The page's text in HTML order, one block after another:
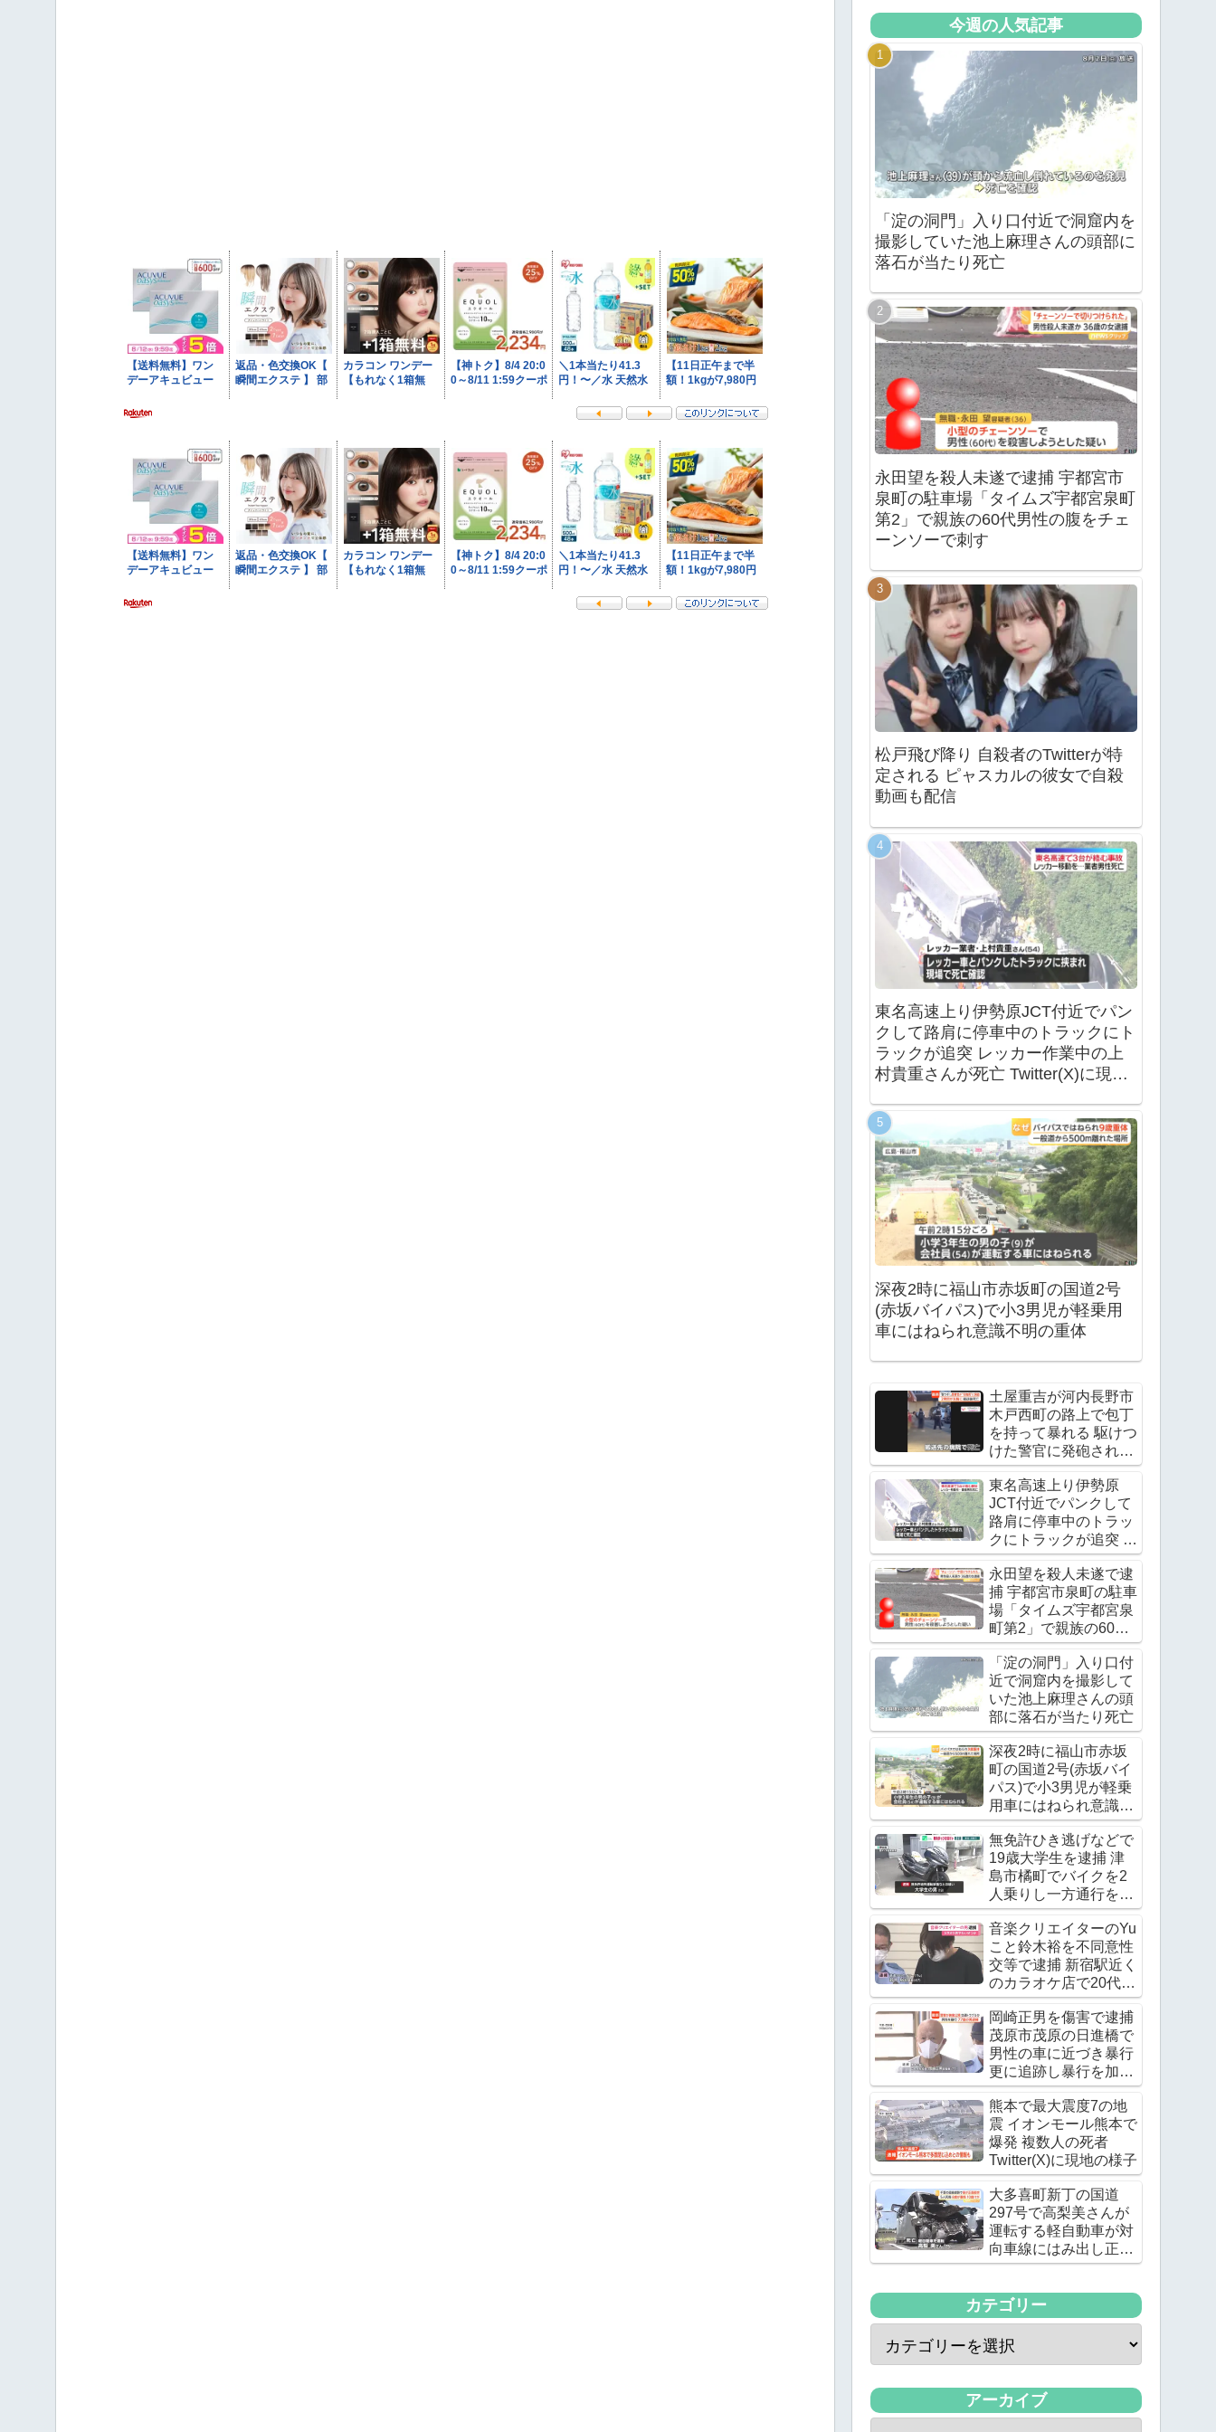
今週の人気記事
「淀の洞門」入り口付近で洞窟内を
撮影していた池上麻理さんの頭部に
落石が当たり死亡
永田望を殺人未遂で逮捕 宇都宮市
泉町の駐車場「タイムズ宇都宮泉町
第2」で親族の60代男性の腹をチェ
ーンソーで刺す
松戸飛び降り 自殺者のTwitterが特
定される ピャスカルの彼女で自殺
動画も配信
東名高速上り伊勢原JCT付近でパン
クして路肩に停車中のトラックにト
ラックが追突 レッカー作業中の上
村貴重さんが死亡 Twitter(X)に現地
深夜2時に福山市赤坂町の国道2号
(赤坂バイパス)で小3男児が軽乗用
車にはねられ意識不明の重体
土屋重吉が河内長野市
木戸西町の路上で包丁
を持って暴れる 駆けつ
けた警官に発砲され死
亡
東名高速上り伊勢原
JCT付近でパンクして
路肩に停車中のトラッ
クにトラックが追突 レ
ッカー作業中の上村貴
重さんが死亡
Twitter(X)に現地の様子
永田望を殺人未遂で逮
捕 宇都宮市泉町の駐車
場「タイムズ宇都宮泉
町第2」で親族の60代
男性の腹をチェーンソ
ーで刺す
「淀の洞門」入り口付
近で洞窟内を撮影して
いた池上麻理さんの頭
部に落石が当たり死亡
深夜2時に福山市赤坂
町の国道2号(赤坂バイ
パス)で小3男児が軽乗
用車にはねられ意識不
明の重体
無免許ひき逃げなどで
19歳大学生を逮捕 津
島市橘町でバイクを2
人乗りし一方通行を逆
走 ワンボックスカーと
衝突し逃走
音楽クリエイターのYu
こと鈴木裕を不同意性
交等で逮捕 新宿駅近く
のカラオケ店で20代の
女優の下半身を触る
岡崎正男を傷害で逮捕
茂原市茂原の日進橋で
男性の車に近づき暴行
更に追跡し暴行を加え
る
熊本で最大震度7の地
震 イオンモール熊本で
爆発 複数人の死者
Twitter(X)に現地の様子
大多喜町新丁の国道
297号で高梨美さんが
運転する軽自動車が対
向車線にはみ出し正面
衝突 高梨美さんが死亡
カテゴリー
アーカイブ